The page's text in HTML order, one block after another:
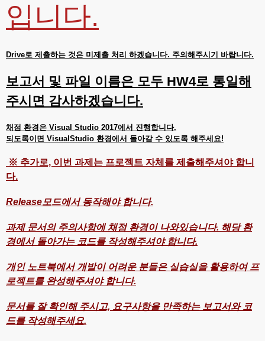
입니다.
Drive로 제출하는 것은 미제출 처리 하겠습니다. 주의해주시기 바랍니다.
보고서 및 파일 이름은 모두 HW4로 통일해
주시면 감사하겠습니다.
채점 환경은 Visual Studio 2017에서 진행합니다.
되도록이면 VisualStudio 환경에서 돌아갈 수 있도록 해주세요!
※ 추가로, 이번 과제는 프로젝트 자체를 제출해주셔야 합니
다.
Release모드에서 동작해야 합니다.
과제 문서의 주의사항에 채점 환경이 나와있습니다. 해당 환
경에서 돌아가는 코드를 작성해주셔야 합니다.
개인 노트북에서 개발이 어려운 분들은 실습실을 활용하여 프
로젝트를 완성해주셔야 합니다.
문서를 잘 확인해 주시고, 요구사항을 만족하는 보고서와 코
드를 작성해주세요.